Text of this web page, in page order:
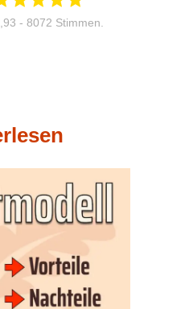
- 8072 Stimmen.